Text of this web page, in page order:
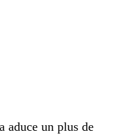
aduce un plus de